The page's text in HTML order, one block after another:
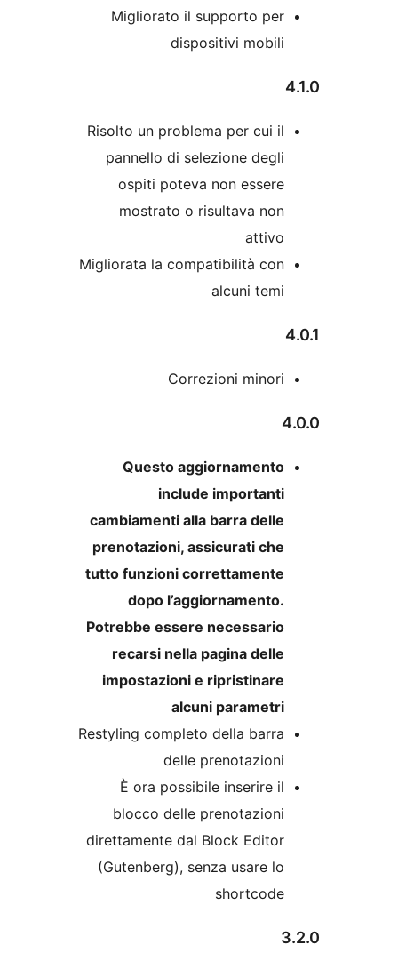
Migliorato il supporto
Risolto un problema per cui
pannello di selezione
ospiti poteva non
mostrato o risultava
Migliorata la compatibilità
Correzioni
Questo
include
cambiamenti alla barra
prenotazioni, assicurati
tutto funzioni
dopo
Potrebbe essere
recarsi nella pagina
impostazioni e
Restyling completo della
delle
È ora possibile inserire
blocco delle
direttamente dal Block
(Gutenberg), senza usare